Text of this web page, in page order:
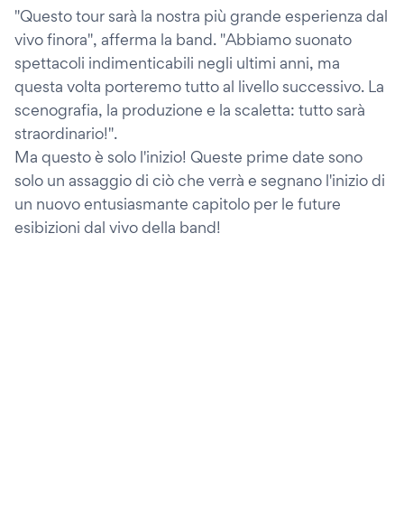
"Questo tour sarà la nostra più grande esperienza dal
vivo finora", afferma la band. "Abbiamo suonato
spettacoli indimenticabili negli ultimi anni, ma
questa volta porteremo tutto al livello successivo. La
scenografia, la produzione e la scaletta: tutto sarà
straordinario!".
Ma questo è solo l'inizio! Queste prime date sono
solo un assaggio di ciò che verrà e segnano l'inizio di
un nuovo entusiasmante capitolo per le future
esibizioni dal vivo della band!